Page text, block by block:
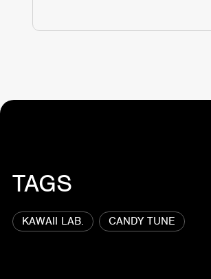
TAGS
KAWAII LAB. CANDY TUNE